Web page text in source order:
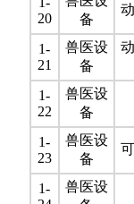
20
备
1-
21
兽医设
备
1-
22
兽医设
备
1-
23
兽医设
备
1-
兽医设